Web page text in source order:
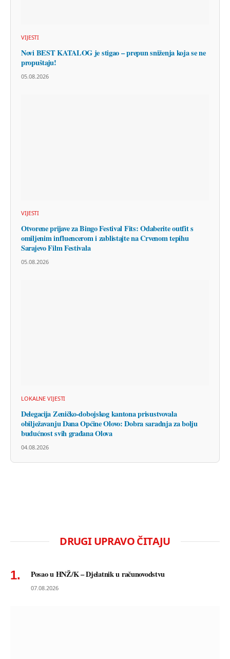
VIJESTI
Novi BEST KATALOG je stigao – prepun sniženja koja se ne
propuštaju!
05.08.2026
VIJESTI
Otvorene prijave za Bingo Festival Fits: Odaberite outfit s
omiljenim influencerom i zablistajte na Crvenom tepihu
Sarajevo Film Festivala
05.08.2026
LOKALNE VIJESTI
Delegacija Zeničko-dobojskog kantona prisustvovala
obilježavanju Dana Općine Olovo: Dobra saradnja za bolju
budućnost svih građana Olova
04.08.2026
DRUGI UPRAVO ČITAJU
Posao u HNŽ/K – Djelatnik u računovodstvu
07.08.2026